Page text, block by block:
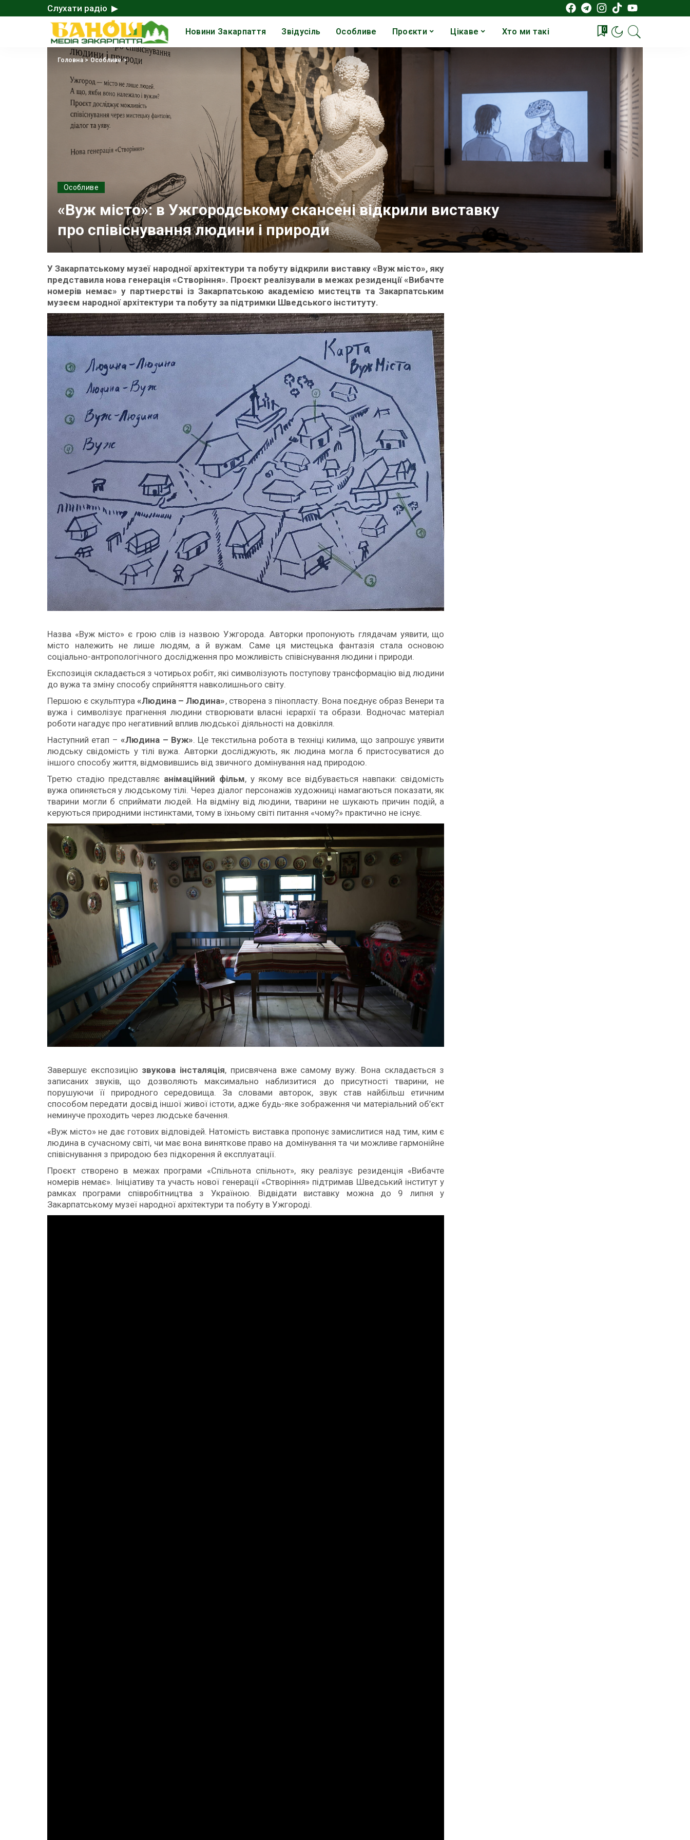
Слухати радіо ▶
Новини Закарпаття Звідусіль Особливе Проєкти Цікаве Хто ми такі 0
Головна> Особливе>
Особливе
«Вуж місто»: в Ужгородському скансені відкрили виставку
про співіснування людини і природи
У Закарпатському музеї народної архітектури та побуту відкрили виставку «Вуж місто», яку
представила нова генерація «Створіння». Проєкт реалізували в межах резиденції «Вибачте
номерів немає» у партнерстві із Закарпатською академією мистецтв та Закарпатським
музеєм народної архітектури та побуту за підтримки Шведського інституту.
Назва «Вуж місто» є грою слів із назвою Ужгорода. Авторки пропонують глядачам уявити, що
місто належить не лише людям, а й вужам. Саме ця мистецька фантазія стала основою
соціально-антропологічного дослідження про можливість співіснування людини і природи.
Експозиція складається з чотирьох робіт, які символізують поступову трансформацію від людини
до вужа та зміну способу сприйняття навколишнього світу.
Першою є скульптура«Людина – Людина», створена з пінопласту. Вона поєднує образ Венери та
вужа і символізує прагнення людини створювати власні ієрархії та образи. Водночас матеріал
роботи нагадує про негативний вплив людської діяльності на довкілля.
Наступний етап –«Людина – Вуж». Це текстильна робота в техніці килима, що запрошує уявити
людську свідомість у тілі вужа. Авторки досліджують, як людина могла б пристосуватися до
іншого способу життя, відмовившись від звичного домінування над природою.
Третю стадію представляє анімаційний фільм, у якому все відбувається навпаки: свідомість
вужа опиняється у людському тілі. Через діалог персонажів художниці намагаються показати, як
тварини могли б сприймати людей. На відміну від людини, тварини не шукають причин подій, а
керуються природними інстинктами, тому в їхньому світі питання «чому?» практично не існує.
Завершує експозицію звукова інсталяція, присвячена вже самому вужу. Вона складається з
записаних звуків, що дозволяють максимально наблизитися до присутності тварини, не
порушуючи її природного середовища. За словами авторок, звук став найбільш етичним
способом передати досвід іншої живої істоти, адже будь-яке зображення чи матеріальний об’єкт
неминуче проходить через людське бачення.
«Вуж місто» не дає готових відповідей. Натомість виставка пропонує замислитися над тим, ким є
людина в сучасному світі, чи має вона виняткове право на домінування та чи можливе гармонійне
співіснування з природою без підкорення й експлуатації.
Проєкт створено в межах програми «Спільнота спільнот», яку реалізує резиденція «Вибачте
номерів немає». Ініціативу та участь нової генерації «Створіння» підтримав Шведський інститут у
рамках програми співробітництва з Україною. Відвідати виставку можна до 9 липня у
Закарпатському музеї народної архітектури та побуту в Ужгороді.